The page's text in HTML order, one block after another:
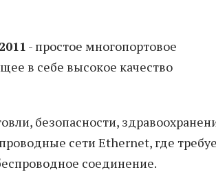
- простое многопортовое
в себе высокое качество
безопасности,
сети Ethernet, где
соединение.